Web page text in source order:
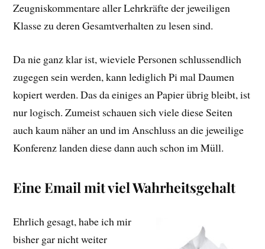
Zeugniskommentare aller Lehrkräfte der jeweiligen
Klasse zu deren Gesamtverhalten zu lesen sind.
Da nie ganz klar ist, wieviele Personen schlussendlich
zugegen sein werden, kann lediglich Pi mal Daumen
kopiert werden. Das da einiges an Papier übrig bleibt, ist
nur logisch. Zumeist schauen sich viele diese Seiten
auch kaum näher an und im Anschluss an die jeweilige
Konferenz landen diese dann auch schon im Müll.
Eine Email mit viel Wahrheitsgehalt
Ehrlich gesagt, habe ich mir
bisher gar nicht weiter